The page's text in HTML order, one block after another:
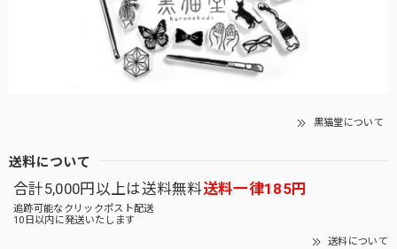
黒猫堂について
送料について
合計5,000円以上は送料無料送料一律185円
追跡可能なクリックポスト配送
10日以内に発送いたします
送料について